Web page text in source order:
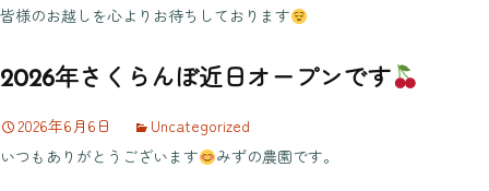
皆様のお越しを心よりお待ちしております
2026年さくらんぼ近日オープンです
2026年6月6日
Uncategorized
いつもありがとうございます
みずの農園です。